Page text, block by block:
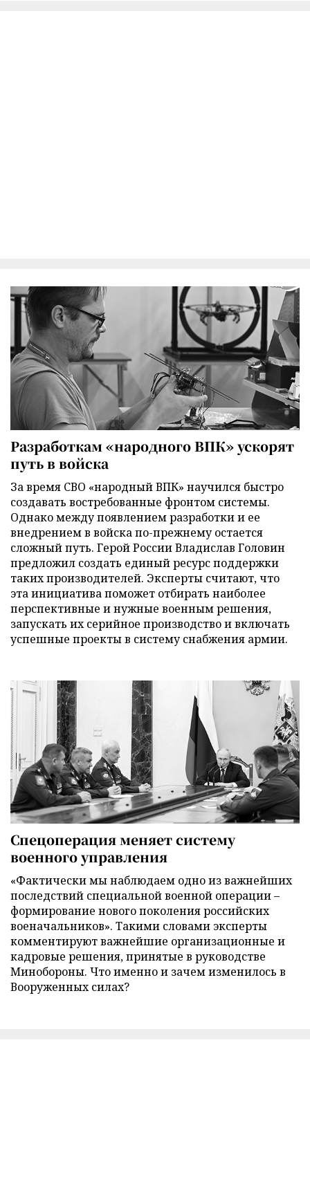
Разработкам «народного ВПК» ускорят
путь в войска
За время СВО «народный ВПК» научился быстро
создавать востребованные фронтом системы.
Однако между появлением разработки и ее
внедрением в войска по-прежнему остается
сложный путь. Герой России Владислав Головин
предложил создать единый ресурс поддержки
таких производителей. Эксперты считают, что
эта инициатива поможет отбирать наиболее
перспективные и нужные военным решения,
запускать их серийное производство и включать
успешные проекты в систему снабжения армии.
Спецоперация меняет систему
военного управления
«Фактически мы наблюдаем одно из важнейших
последствий специальной военной операции –
формирование нового поколения российских
военачальников». Такими словами эксперты
комментируют важнейшие организационные и
кадровые решения, принятые в руководстве
Минобороны. Что именно и зачем изменилось в
Вооруженных силах?